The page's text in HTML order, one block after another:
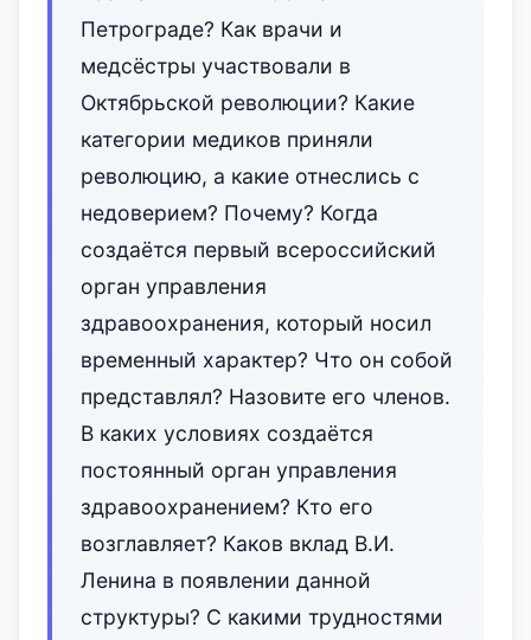
Петрограде? Как врачи и
медсёстры участвовали в
Октябрьской революции? Какие
категории медиков приняли
революцию, а какие отнеслись с
недоверием? Почему? Когда
создаётся первый всероссийский
орган управления
здравоохранения, который носил
временный характер? Что он собой
представлял? Назовите его членов.
В каких условиях создаётся
постоянный орган управления
здравоохранением? Кто его
возглавляет? Каков вклад В.И.
Ленина в появлении данной
структуры? С какими трудностями